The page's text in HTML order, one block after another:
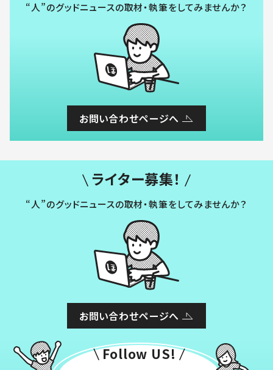
“人”のグッドニュースの取材・執筆をしてみませんか？
お問い合わせページへ
ライター募集！
“人”のグッドニュースの取材・執筆をしてみませんか？
お問い合わせページへ
Follow US!